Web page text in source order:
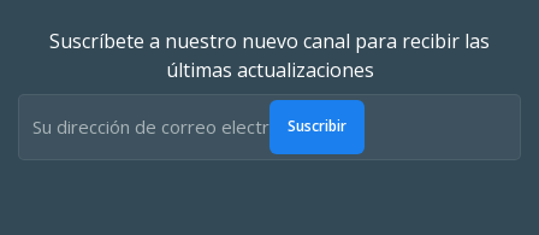
Suscríbete a nuestro nuevo canal para recibir las
últimas actualizaciones
Suscribir